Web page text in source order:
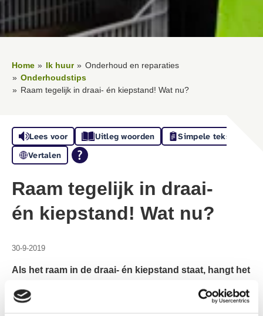
Home Ik huur
Onderhoud en reparaties
Onderhoudstips
Raam tegelijk in draai- én kiepstand! Wat nu?
Lees voor Uitleg woorden
Simpele tekst
Vertalen
Raam tegelijk in draai-
én kiepstand! Wat nu?
30-9-2019
Als het raam in de draai- én kiepstand staat, hangt het
raam er raar scheef bij. U kunt dan de kruk niet meer
terugdraaien en u krijgt het raam niet meer afgesloten.